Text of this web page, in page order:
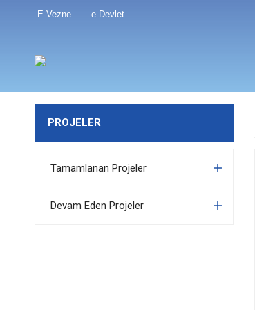
E-Vezne e-Devlet
PROJELER
Tamamlanan Projeler
Devam Eden Projeler